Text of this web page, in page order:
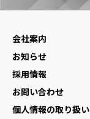
会社案内
お知らせ
採用情報
お問い合わせ
個人情報の取り扱い